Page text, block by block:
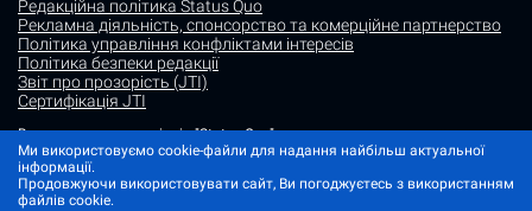
Редакційна політика Status Quo
Рекламна діяльність, спонсорство та комерційне партнерство
Політика управління конфліктами інтересів
Політика безпеки редакції
Звіт про прозорість (JTI)
Сертифікація JTI
Використання матеріалів "Status Quo" дозволяється за умови
посилання (для інтернет-видань - гіперпосилання) на "Status quo".
Матеріали в рубриках "Новини партнерів" і "Прес-релізи" розміщуються
на правах реклами або в рамках некомерційного партнерства.
Ми використовуємо cookie-файли для надання найбільш актуальної
інформації.
Продовжуючи використовувати сайт, Ви погоджуєтесь з використанням
файлів cookie.